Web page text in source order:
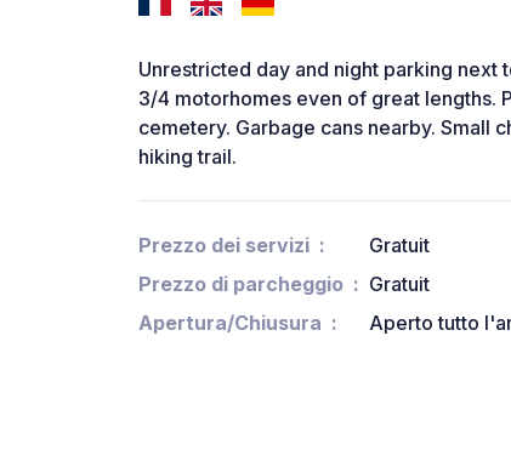
Unrestricted day and night parking next
3/4 motorhomes even of great lengths.
cemetery. Garbage cans nearby. Small
hiking trail.
Prezzo dei servizi
Gratuit
Prezzo di parcheggio
Gratuit
Apertura/Chiusura
Aperto tutto